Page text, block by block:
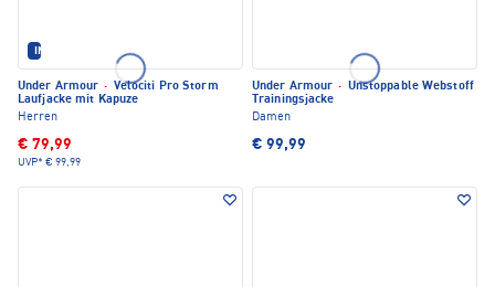
IM SET ERHÄLTLICH
Under Armour · Velociti Pro Storm
Laufjacke mit Kapuze
Herren
€ 79,99
UVP* € 99,99
Under Armour · Unstoppable Webstoff
Trainingsjacke
Damen
€ 99,99